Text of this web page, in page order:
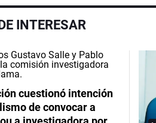
INTERESAR
cuestionó intención
de convocar a